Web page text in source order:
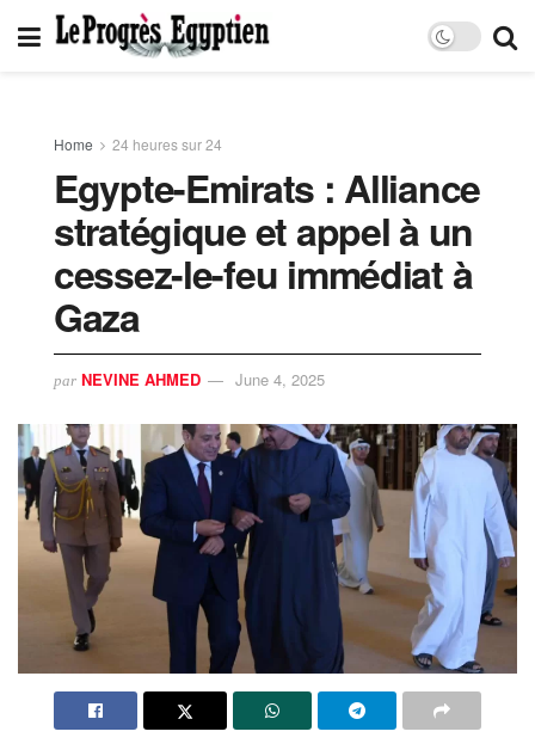
Home 24 heures sur 24
Egypte-Emirats : Alliance
stratégique et appel à un
cessez-le-feu immédiat à
Gaza
par NEVINE AHMED June 4, 2025